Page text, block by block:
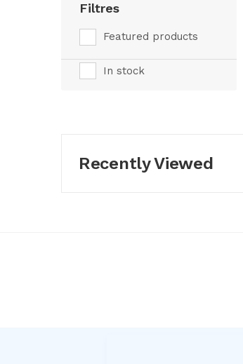
Filtres
Featured products
In stock
Recently Viewed